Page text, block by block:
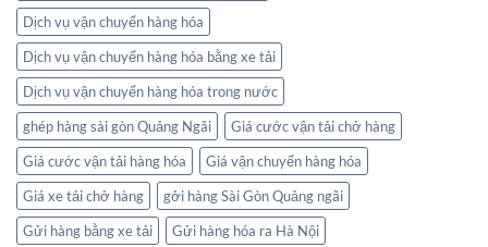
Dịch vụ vận chuyển hàng hóa
Dịch vụ vận chuyển hàng hóa bằng xe tải
Dịch vụ vận chuyển hàng hóa trong nước
ghép hàng sài gòn Quảng Ngãi
Giá cước vận tải chở hàng
Giá cước vận tải hàng hóa
Giá vận chuyển hàng hóa
Giá xe tải chở hàng
gởi hàng Sài Gòn Quảng ngãi
Gửi hàng bằng xe tải
Gửi hàng hóa ra Hà Nội